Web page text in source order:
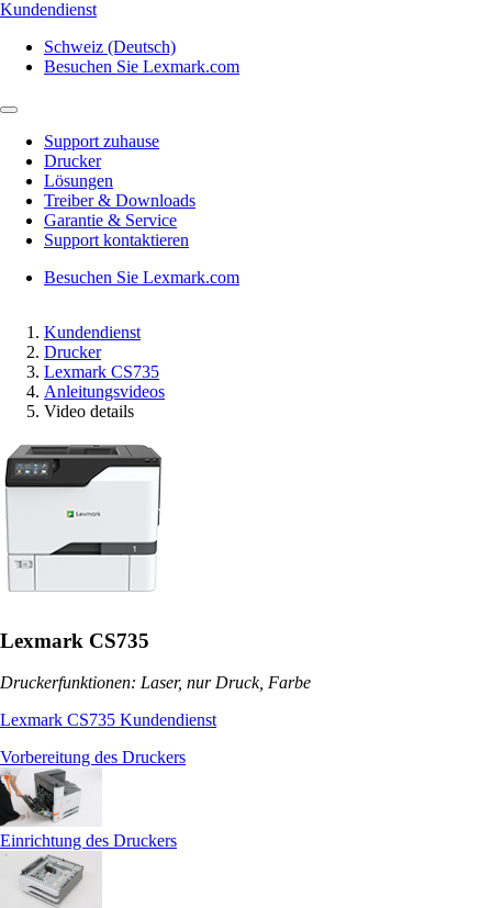
Kundendienst
Schweiz (Deutsch)
Besuchen Sie Lexmark.com
Support zuhause
Drucker
Lösungen
Treiber & Downloads
Garantie & Service
Support kontaktieren
Besuchen Sie Lexmark.com
Kundendienst
Drucker
Lexmark CS735
Anleitungsvideos
Video details
Lexmark CS735
Druckerfunktionen: Laser, nur Druck, Farbe
Lexmark CS735 Kundendienst
Vorbereitung des Druckers
Einrichtung des Druckers